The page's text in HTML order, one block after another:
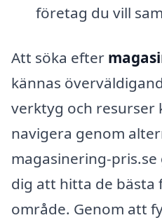
företag du vill
Att söka efter
kännas
verktyg och resurser
navigera genom
magasinering-
dig att hitta de bästa
område. Genom att